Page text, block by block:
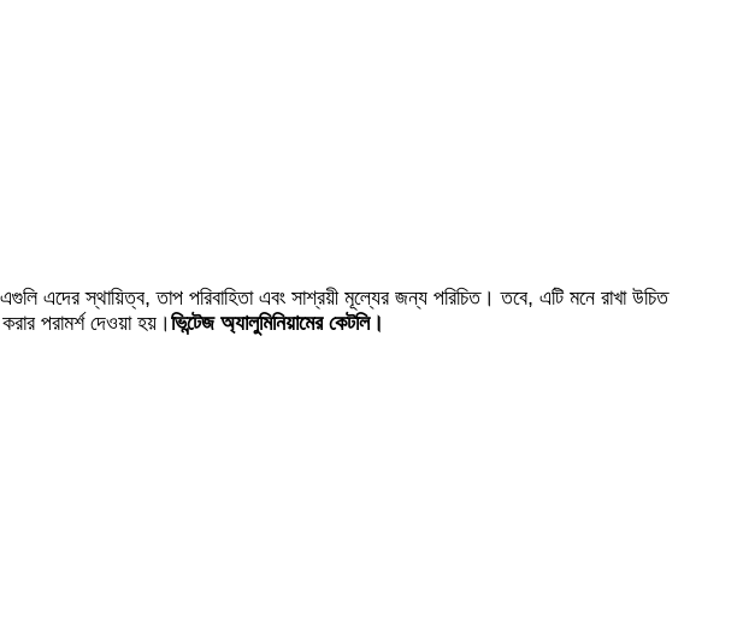
এদের স্থায়িত্ব, তাপ পরিবাহিতা এবং সাশ্রয়ী মূল্যের জন্য পরিচিত। তবে, এটি মনে রাখা উচিত
পরামর্শ দেওয়া হয়। ভিন্টেজ অ্যালুমিনিয়ামের কেটলি।